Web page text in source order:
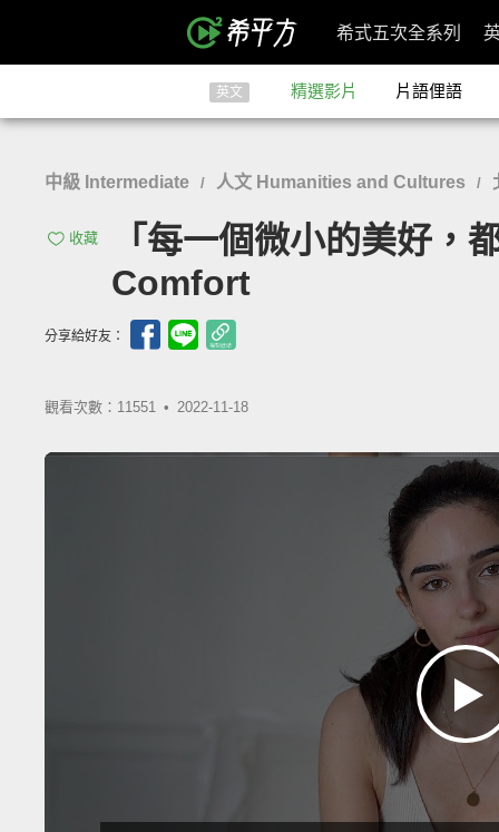
希式五次全系列
英文 精選影片 片語俚語
中級 Intermediate / 人文 Humanities and Cultures /
收藏
「每一個微小的美好
Comfort
分享給好友：
觀看次數：11551 • 2022-11-18